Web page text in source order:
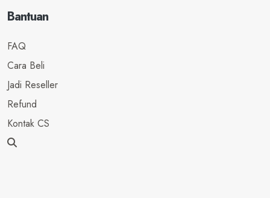
Bantuan
FAQ
Cara Beli
Jadi Reseller
Refund
Kontak CS